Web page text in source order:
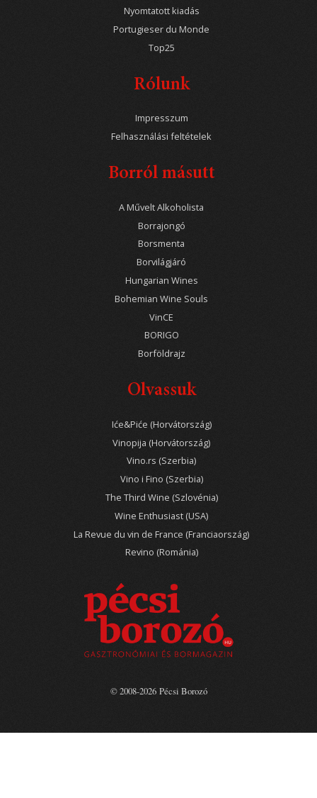
Nyomtatott kiadás
Portugieser du Monde
Top25
Rólunk
Impresszum
Felhasználási feltételek
Borról másutt
A Művelt Alkoholista
Borrajongó
Borsmenta
Borvilágjáró
Hungarian Wines
Bohemian Wine Souls
VinCE
BORIGO
Borföldrajz
Olvassuk
Iće&Piće (Horvátország)
Vinopija (Horvátország)
Vino.rs (Szerbia)
Vino i Fino (Szerbia)
The Third Wine (Szlovénia)
Wine Enthusiast (USA)
La Revue du vin de France (Franciaország)
Revino (Románia)
© 2008-2026 Pécsi Borozó